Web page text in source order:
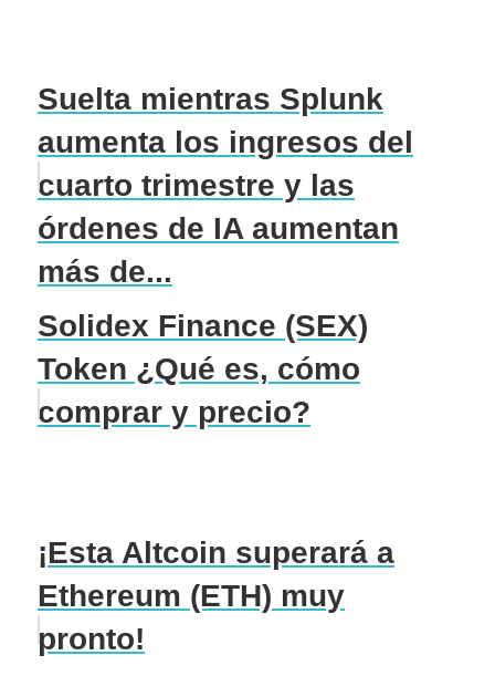
Suelta mientras Splunk
aumenta los ingresos del
cuarto trimestre y las
órdenes de IA aumentan
más de...
Solidex Finance (SEX)
Token ¿Qué es, cómo
comprar y precio?
¡Esta Altcoin superará a
Ethereum (ETH) muy
pronto!